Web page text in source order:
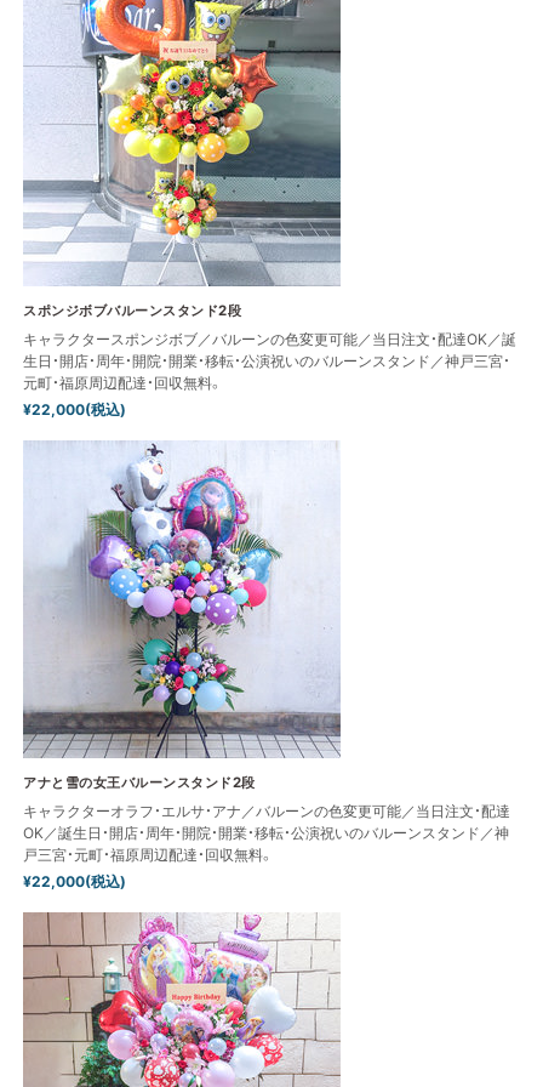
スポンジボブバルーンスタンド2段
キャラクタースポンジボブ／バルーンの色変更可能／当日注文・配達OK／誕
生日・開店・周年・開院・開業・移転・公演祝いのバルーンスタンド／神戸三宮・
元町・福原周辺配達・回収無料。
¥22,000(税込)
アナと雪の女王バルーンスタンド2段
キャラクターオラフ・エルサ・アナ／バルーンの色変更可能／当日注文・配達
OK／誕生日・開店・周年・開院・開業・移転・公演祝いのバルーンスタンド／神
戸三宮・元町・福原周辺配達・回収無料。
¥22,000(税込)